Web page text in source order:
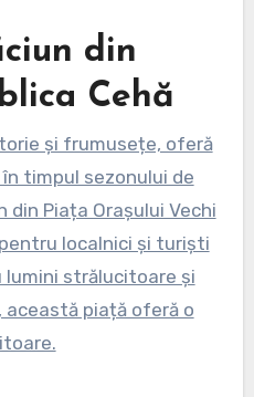
din
Cehă
și frumusețe, oferă
timpul sezonului de
din Piața Orașului Vechi
localnici și turiști
lumini strălucitoare și
piață oferă o